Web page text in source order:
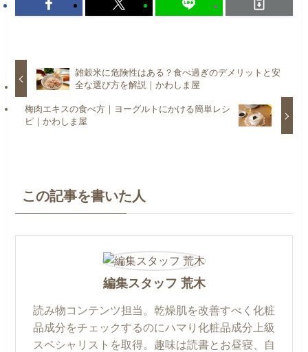
雑穀米に危険性はある？食べ過ぎのデメリットと安
全な選び方を解説｜かわしま屋
梅肉エキスの食べ方｜ヨーグルトにかける簡単レシ
ピ｜かわしま屋
この記事を書いた人
編集スタッフ 荒木
読み物コンテンツ担当。乾燥肌を改善すべく化粧
品成分をチェックするのにハマり化粧品成分上級
スペシャリストを取得。趣味は読書とお昼寝、自